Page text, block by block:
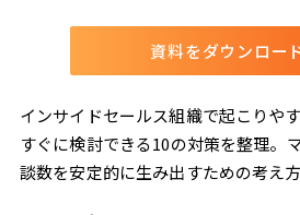
資料をダウンロー
インサイドセールス組織で起こりや
すぐに検討できる10の対策を整理。
談数を安定的に生み出すための考え